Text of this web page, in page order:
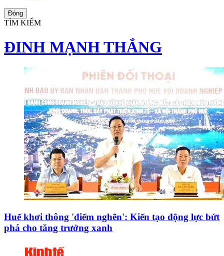
Đóng
TÌM KIẾM
ĐINH MẠNH THẮNG
Huế khơi thông 'điểm nghẽn': Kiến tạo động lực bứt
phá cho tăng trưởng xanh